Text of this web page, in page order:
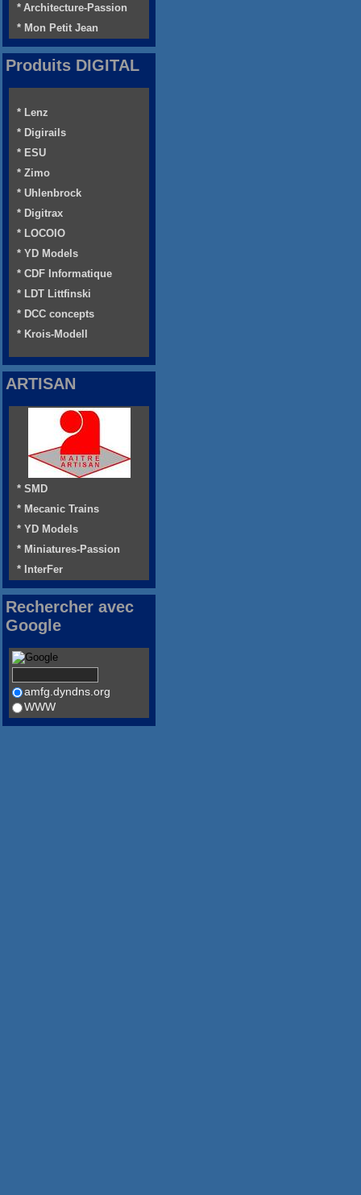
* Architecture-Passion
* Mon Petit Jean
Produits DIGITAL
* Lenz
* Digirails
* ESU
* Zimo
* Uhlenbrock
* Digitrax
* LOCOIO
* YD Models
* CDF Informatique
* LDT Littfinski
* DCC concepts
* Krois-Modell
ARTISAN
* SMD
* Mecanic Trains
* YD Models
* Miniatures-Passion
* InterFer
Rechercher avec
Google
amfg.dyndns.org
WWW